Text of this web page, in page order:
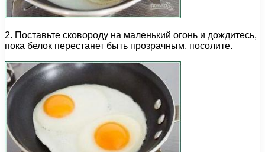
2. Поставьте сковороду на маленький огонь и дождитесь,
пока белок перестанет быть прозрачным, посолите.